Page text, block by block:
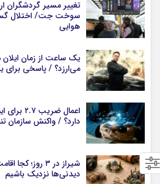
تغییر مسیر گردشگران
سوخت جت/ اختلال
هوایی
می‌ارزد؟ / پاسخی برای
اعمال
دارد؟ / واکنش سازمان
شیراز در ۳ روز؛
دیدنی‌ها نزدیک باشیم